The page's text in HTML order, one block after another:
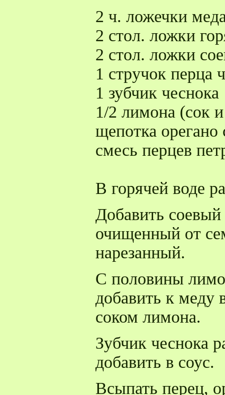
2 ч. ложечки
2 стол. ложки
2 стол. ложки
1 стручок перца
1 зубчик чеснока
1/2 лимона (сок
щепотка орегано
смесь перцев
В горячей воде
Добавить
очищенный от
нарезанный.
С половины
добавить к меду
соком лимона.
Зубчик чеснока
добавить в соус.
Всыпать перец,